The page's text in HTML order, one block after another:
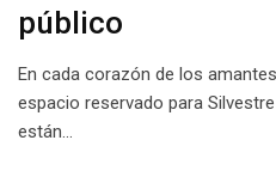
público
En cada corazón de los
espacio reservado para
están…